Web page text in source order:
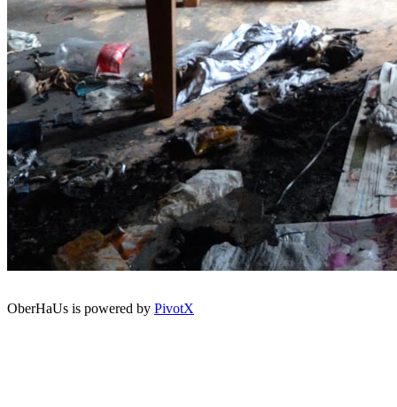
OberHaUs is powered by PivotX